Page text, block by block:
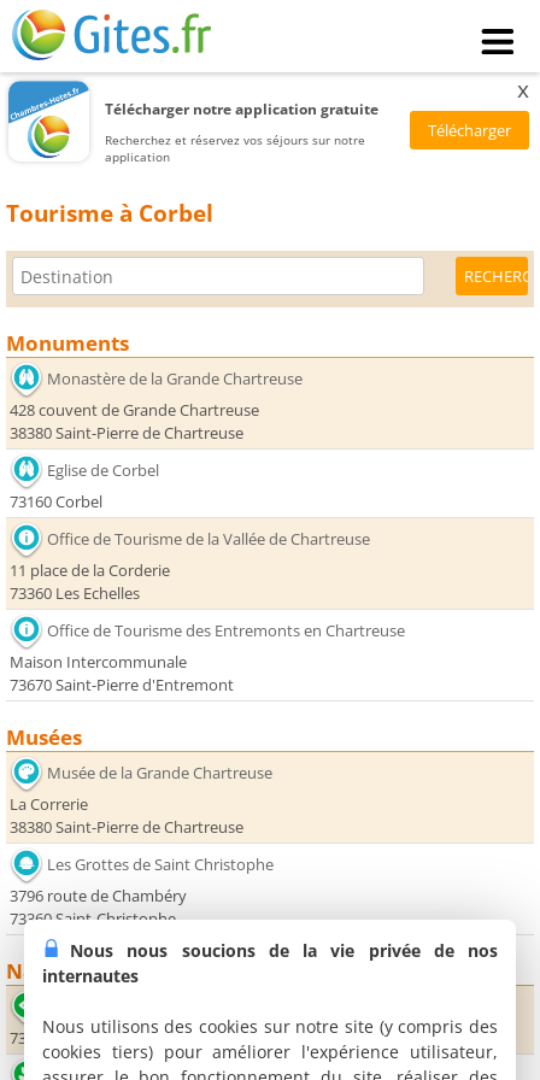
Télécharger notre application gratuite
Recherchez et réservez vos séjours sur notre
application
x
Tourisme à Corbel
Monuments
Monastère de la Grande Chartreuse
428 couvent de Grande Chartreuse
38380 Saint-Pierre de Chartreuse
Eglise de Corbel
73160 Corbel
Office de Tourisme de la Vallée de Chartreuse
11 place de la Corderie
73360 Les Echelles
Office de Tourisme des Entremonts en Chartreuse
Maison Intercommunale
73670 Saint-Pierre d'Entremont
Musées
Musée de la Grande Chartreuse
La Correrie
38380 Saint-Pierre de Chartreuse
Les Grottes de Saint Christophe
3796 route de Chambéry
73360 Saint-Christophe
Nature
73160 Corbel
Cirque de Saint Même
Nous nous soucions de la vie privée de nos
internautes
Nous utilisons des cookies sur notre site (y compris des
cookies tiers) pour améliorer l'expérience utilisateur,